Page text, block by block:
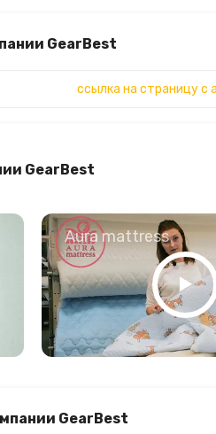
GearBest
ссылка на страницу с
GearBest
Aura mattress
GearBest